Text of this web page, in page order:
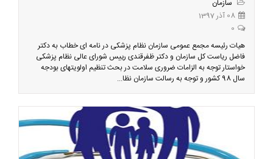
سازمان
08 آذر 1397
0
هیات رئیسه مجمع عمومی سازمان نظام پزشکی در نامه ای خطاب به دکتر
فاضل ریاست کل سازمان و دکتر ظفرقندی رییس شورای عالی نظام پزشکی
خواستار توجه به الزامات ضروری سلامت در بحث تنظیم اولویتهای بودجه
سال 98 کشور و توجه به رسالت سازمان نظا...